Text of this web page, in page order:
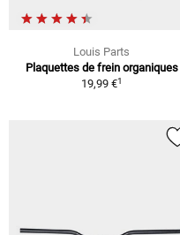
Louis Parts
Plaquettes de frein organiques
19,99 €1